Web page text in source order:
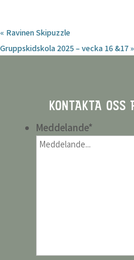
« Ravinen Skipuzzle
Gruppskidskola 2025 – vecka 16 &17»
KONTAKTA OSS
Meddelande*